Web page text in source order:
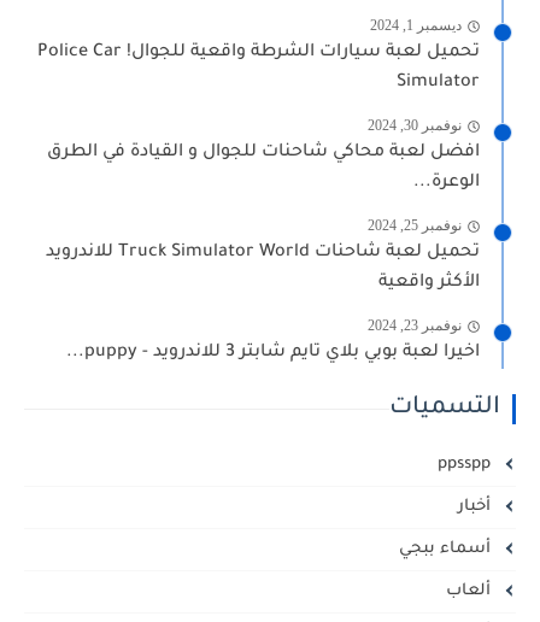
ديسمبر 1, 2024
تحميل لعبة سيارات الشرطة واقعية للجوال! Police Car
Simulator
نوفمبر 30, 2024
افضل لعبة محاكي شاحنات للجوال و القيادة في الطرق
الوعرة...
نوفمبر 25, 2024
تحميل لعبة شاحنات Truck Simulator World للاندرويد
الأكثر واقعية
نوفمبر 23, 2024
اخيرا لعبة بوبي بلاي تايم شابتر 3 للاندرويد - puppy...
التسميات
ppsspp
أخبار
أسماء ببجي
ألعاب